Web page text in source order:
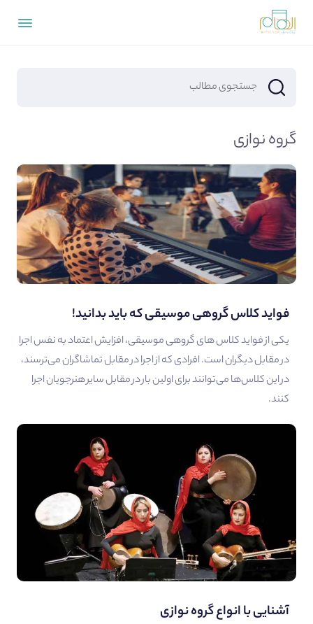
گروه نوازی
فواید کلاس گروهی موسیقی که باید بدانید!
یکی از فواید کلاس های گروهی موسیقی، افزایش اعتماد به نفس اجرا
در مقابل دیگران است. افرادی که از اجرا در مقابل تماشاگران می‌ترسند،
در این کلاس‌ها می‌توانند برای اولین بار در مقابل سایر هنرجویان اجرا
کنند.
آشنایی با انواع گروه نوازی